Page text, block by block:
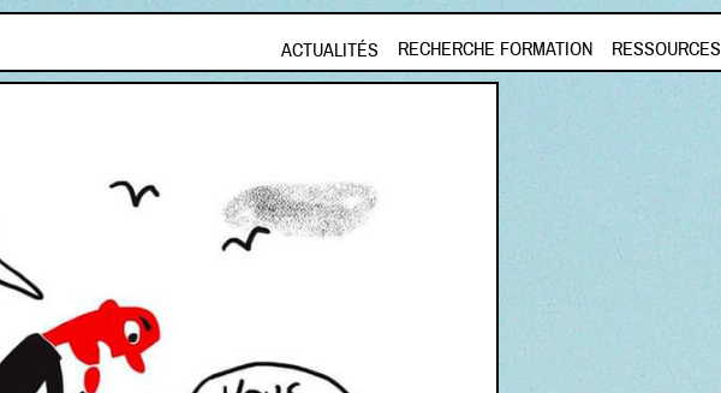
Aller au contenu principal
ACTUALITÉS RECHERCHE FORMATION RESSOURCES